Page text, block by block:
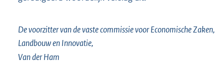
De voorzitter van de vaste commissie voor Economische Zaken,
Landbouw en Innovatie,
Van der Ham